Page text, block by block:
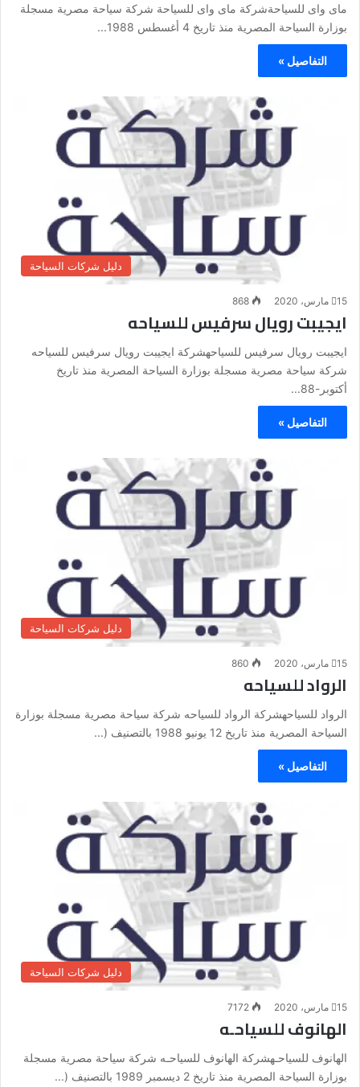
ماى واى للسياحةشركة ماى واى للسياحة شركة سياحة مصرية مسجلة
بوزارة السياحة المصرية منذ تاريخ 4 أغسطس 1988...
التفاصيل »
دليل شركات السياحة
15 مارس، 2020 868
ايجيبت رويال سرفيس للسياحه
ايجيبت رويال سرفيس للسياحهشركة ايجيبت رويال سرفيس للسياحه
شركة سياحة مصرية مسجلة بوزارة السياحة المصرية منذ تاريخ
أكتوبر-88...
التفاصيل »
دليل شركات السياحة
15 مارس، 2020 860
الرواد للسياحه
الرواد للسياحهشركة الرواد للسياحه شركة سياحة مصرية مسجلة بوزارة
السياحة المصرية منذ تاريخ 12 يونيو 1988 بالتصنيف (...
التفاصيل »
دليل شركات السياحة
15 مارس، 2020 7172
الهانوف للسياحـه
الهانوف للسياحـهشركة الهانوف للسياحـه شركة سياحة مصرية مسجلة
بوزارة السياحة المصرية منذ تاريخ 2 ديسمبر 1989 بالتصنيف (...